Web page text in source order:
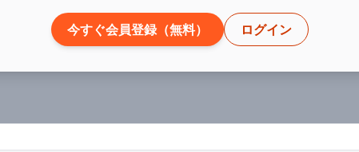
今すぐ会員登録（無料） ログイン